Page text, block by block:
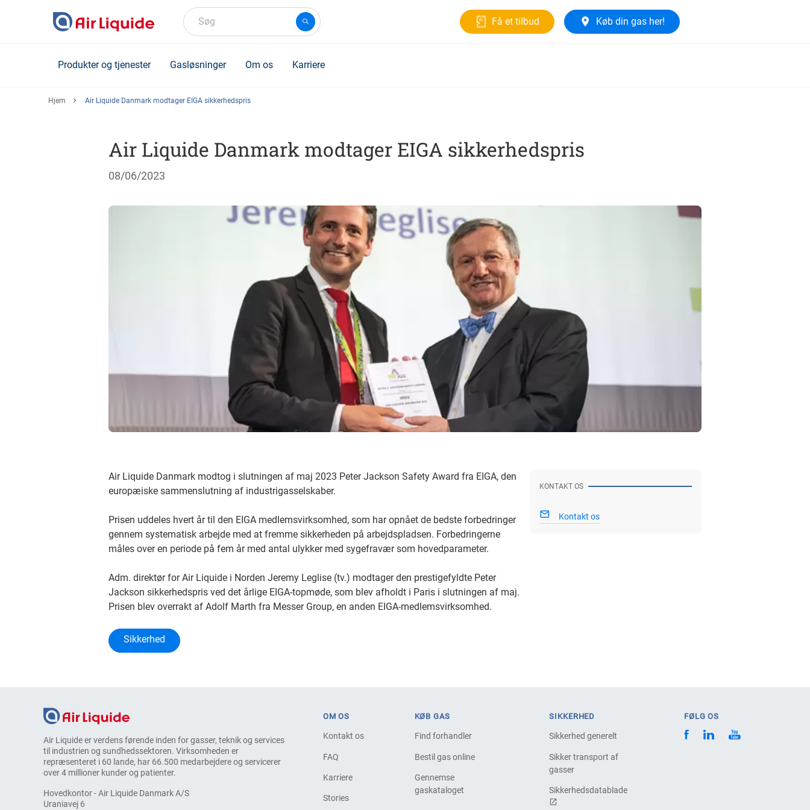
Søg Få et tilbud Køb din gas her!
Produkter og tjenester Gasløsninger Om os Karriere
Hjem Air Liquide Danmark modtager EIGA sikkerhedspris
Air Liquide Danmark modtager EIGA sikkerhedspris
08/06/2023
Air Liquide Danmark modtog i slutningen af ​​maj 2023 Peter Jackson Safety Award fra EIGA, den
europæiske sammenslutning af industrigasselskaber.
Prisen uddeles hvert år til den EIGA medlemsvirksomhed, som har opnået de bedste forbedringer
gennem systematisk arbejde med at fremme sikkerheden på arbejdspladsen. Forbedringerne
måles over en periode på fem år med antal ulykker med sygefravær som hovedparameter.
Adm. direktør for Air Liquide i Norden Jeremy Leglise (tv.) modtager den prestigefyldte Peter
Jackson sikkerhedspris ved det årlige EIGA-topmøde, som blev afholdt i Paris i slutningen af ​​maj.
Prisen blev overrakt af Adolf Marth fra Messer Group, en anden EIGA-medlemsvirksomhed.
Sikkerhed
KONTAKT OS
Kontakt os
Air Liquide er verdens førende inden for gasser, teknik og services
til industrien og sundhedssektoren. Virksomheden er
repræsenteret i 60 lande, har 66.500 medarbejdere og servicerer
over 4 millioner kunder og patienter.
Hovedkontor - Air Liquide Danmark A/S
Uraniavej 6
OM OS
Kontakt os
FAQ
Karriere
Stories
KØB GAS
Find forhandler
Bestil gas online
Gennemse
gaskataloget
SIKKERHED
Sikkerhed generelt
Sikker transport af
gasser
Sikkerhedsdatablade
FØLG OS